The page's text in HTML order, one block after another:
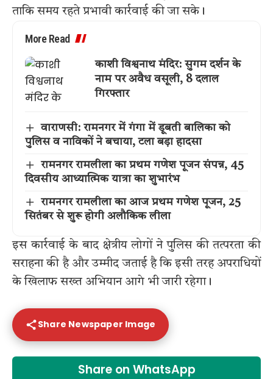
ताकि समय रहते प्रभावी कार्रवाई की जा सके।
More Read
काशी विश्वनाथ मंदिर: सुगम दर्शन के
नाम पर अवैध वसूली, 8 दलाल
गिरफ्तार
वाराणसी: रामनगर में गंगा में डूबती बालिका को
पुलिस व नाविकों ने बचाया, टला बड़ा हादसा
रामनगर रामलीला का प्रथम गणेश पूजन संपन्न, 45
दिवसीय आध्यात्मिक यात्रा का शुभारंभ
रामनगर रामलीला का आज प्रथम गणेश पूजन, 25
सितंबर से शुरू होगी अलौकिक लीला
इस कार्रवाई के बाद क्षेत्रीय लोगों ने पुलिस की तत्परता की
सराहना की है और उम्मीद जताई है कि इसी तरह अपराधियों
के खिलाफ सख्त अभियान आगे भी जारी रहेगा।
Share Newspaper Image
Share on WhatsApp